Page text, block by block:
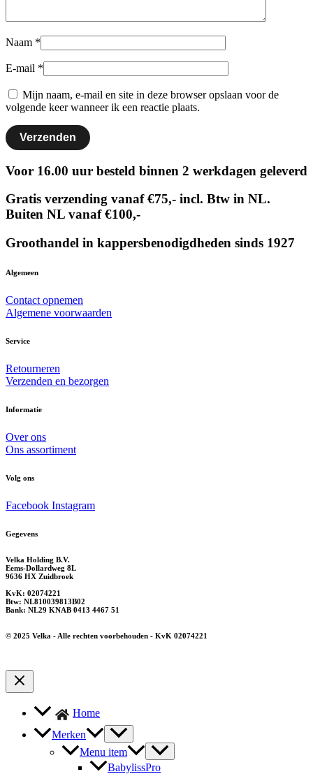
Naam *
E-mail *
Mijn naam, e-mail en site in deze browser opslaan voor de
volgende keer wanneer ik een reactie plaats.
Voor 16.00 uur besteld binnen 2 werkdagen geleverd
Gratis verzending vanaf €75,- incl. Btw in NL.
Buiten NL vanaf €100,-
Groothandel in kappersbenodigdheden sinds 1927
Algemeen
Contact opnemen
Algemene voorwaarden
Service
Retourneren
Verzenden en bezorgen
Informatie
Over ons
Ons assortiment
Volg ons
Facebook Instagram
Gegevens
Velka Holding B.V.
Eems-Dollardweg 8L
9636 HX Zuidbroek
KvK: 02074221
Btw: NL810039813B02
Bank: NL29 KNAB 0413 4467 51
© 2025 Velka - Alle rechten voorbehouden - KvK 02074221
Home
Merken
Menu item
BabylissPro